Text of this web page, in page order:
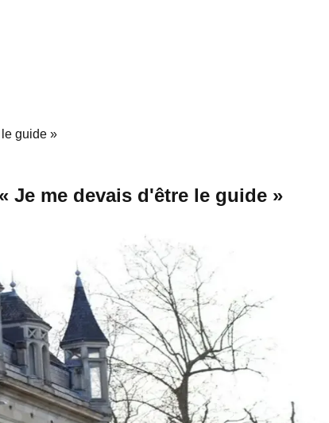
guide »
Je me devais d'être le guide »